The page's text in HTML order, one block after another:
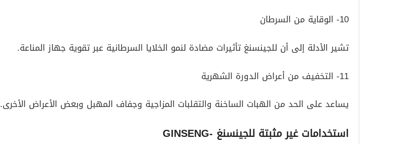
10- الوقاية من السرطان
تشير الأدلة إلى أن للجينسنغ تأثيرات مضادة لنمو الخلايا السرطانية عبر تقوية جهاز المناعة.
11- التخفيف من أعراض الدورة الشهرية
يساعد على الحد من الهبات الساخنة والتقلبات المزاجية وجفاف المهبل وبعض الأعراض الأخرى.
استخدامات غير مثبتة للجينسنغ -GINSENG